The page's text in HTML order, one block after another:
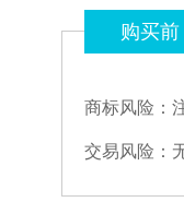
购买前
商标风险：
交易风险：